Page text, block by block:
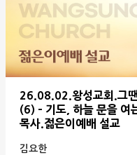
26.08.02.왕성교회.그
(6) - 기도, 하늘 문을 여
목사.젊은이예배 설교
김요한